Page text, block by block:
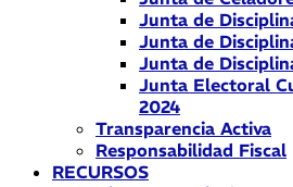
Junta de
Junta de
Junta de
Junta Electoral
2024
Transparencia Activa
Responsabilidad Fiscal
RECURSOS